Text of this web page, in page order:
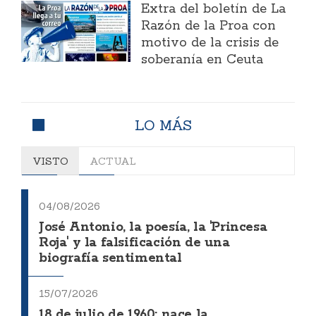
Extra del boletín de La
Razón de la Proa con
motivo de la crisis de
soberanía en Ceuta
LO MÁS
VISTO ACTUAL
04/08/2026
José Antonio, la poesía, la 'Princesa
Roja' y la falsificación de una
biografía sentimental
15/07/2026